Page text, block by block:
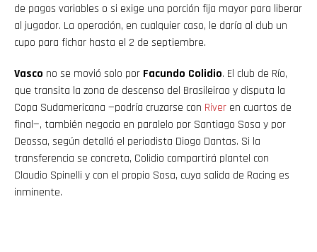
de pagos variables o si exige una porción fija mayor para liberar
al jugador. La operación, en cualquier caso, le daría al club un
cupo para fichar hasta el 2 de septiembre.
Vasco no se movió solo por Facundo Colidio. El club de Río,
que transita la zona de descenso del Brasileirao y disputa la
Copa Sudamericana —podría cruzarse con River en cuartos de
final—, también negocia en paralelo por Santiago Sosa y por
Deossa, según detalló el periodista Diogo Dantas. Si la
transferencia se concreta, Colidio compartirá plantel con
Claudio Spinelli y con el propio Sosa, cuya salida de Racing es
inminente.